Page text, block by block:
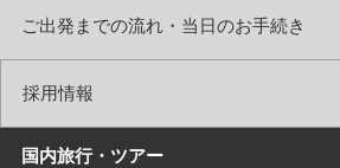
ご出発までの流れ・当日のお手続き
採用情報
国内旅行・ツアー